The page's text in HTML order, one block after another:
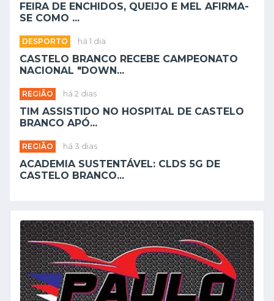
FEIRA DE ENCHIDOS, QUEIJO E MEL AFIRMA-
SE COMO ...
DESPORTO há 1 dia
CASTELO BRANCO RECEBE CAMPEONATO
NACIONAL "DOWN...
REGIÃO há 2 dias
TIM ASSISTIDO NO HOSPITAL DE CASTELO
BRANCO APÓ...
REGIÃO há 3 dias
ACADEMIA SUSTENTÁVEL: CLDS 5G DE
CASTELO BRANCO...